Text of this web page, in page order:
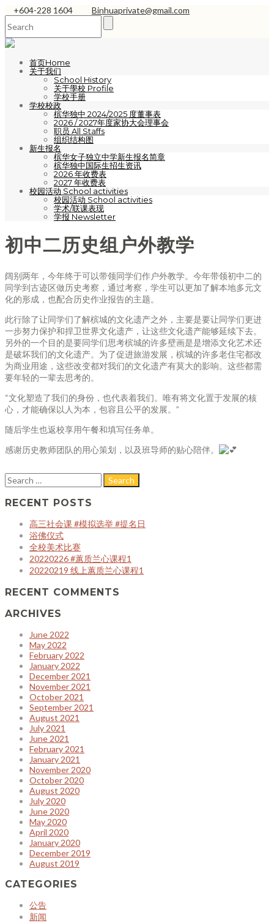
+604-228 1604 Binhuaprivate@gmail.com
首页Home
关于我们
School History
关于學校 Profile
学校手册
学校校政
槟华独中 2024/2025 度董事表
2026 / 2027年度家协大会理事会
职员 All Staffs
组织结构图
新生报名
槟华女子独立中学新生报名简章
槟华独中国际生招生资讯
2026 年收费表
2027 年收费表
校园活动 School activities
校园活动 School activities
学术/联课表现
学报 Newsletter
初中二历史组户外教学
阔别两年，今年终于可以带领同学们作户外教学。今年带领初中二的
同学到古迹区做历史考察，通过考察，学生可以更加了解本地多元文
化的形成，也配合历史作业报告的主题。
此行除了让同学们了解槟城的文化遗产之外，主要是要让同学们更进
一步努力保护和捍卫世界文化遗产，让这些文化遗产能够延续下去。
另外的一个目的是要同学们思考槟城的许多壁画是是增添文化艺术还
是破坏我们的文化遗产。为了促进旅游发展，槟城的许多老住宅都改
为商业用途，这些改变都对我们的文化遗产有莫大的影响。这些都需
要年轻的一辈去思考的。
“文化塑造了我们的身份，也代表着我们。唯有将文化置于发展的核
心，才能确保以人为本，包容且公平的发展。”
随后学生也返校享用午餐和填写任务单。
感谢历史教师团队的用心策划，以及班导师的贴心陪伴。
RECENT POSTS
高三社会课 #模拟选举 #提名日
浴佛仪式
全校美术比赛
20220226 #蕙质兰心课程1
20220219 线上蕙质兰心课程1
RECENT COMMENTS
ARCHIVES
June 2022
May 2022
February 2022
January 2022
December 2021
November 2021
October 2021
September 2021
August 2021
July 2021
June 2021
February 2021
January 2021
November 2020
October 2020
August 2020
July 2020
June 2020
May 2020
April 2020
January 2020
December 2019
August 2019
CATEGORIES
公告
新闻